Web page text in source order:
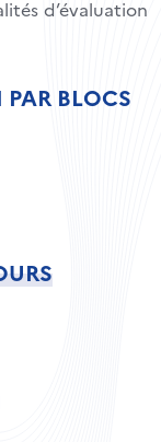
d’évaluation
BLOCS